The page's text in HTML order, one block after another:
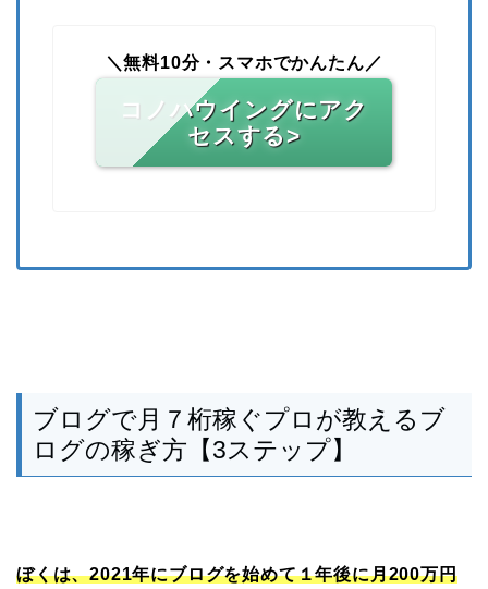
＼無料10分・スマホでかんたん／
コノハウイングにアク
セスする>
ブログで月７桁稼ぐプロが教えるブ
ログの稼ぎ方【3ステップ】
ぼくは、2021年にブログを始めて１年後に月200万円